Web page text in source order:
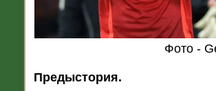
Фото -
Предыстория.